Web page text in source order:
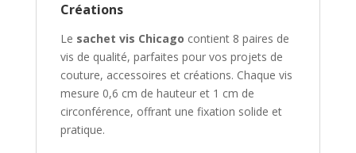
Créations
Le sachet vis Chicago contient 8 paires de
vis de qualité, parfaites pour vos projets de
couture, accessoires et créations. Chaque vis
mesure 0,6 cm de hauteur et 1 cm de
circonférence, offrant une fixation solide et
pratique.